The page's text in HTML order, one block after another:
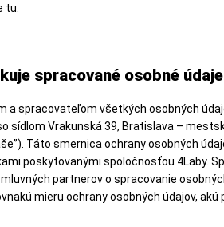
tu.
spracované osobné
a spracovateľom všetkých osobných
sídlom Vrakunská 39, Bratislava –
Táto smernica ochrany osobných
poskytovanými spoločnosťou 4Laby.
partnerov o spracovanie
mieru ochrany osobných údajov, akú